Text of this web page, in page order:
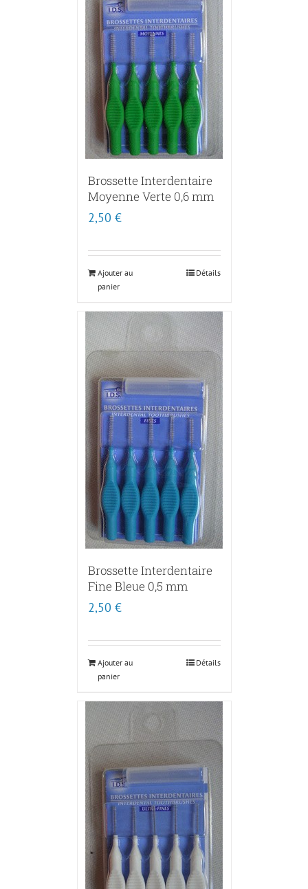
Brossette Interdentaire
Moyenne Verte 0,6 mm
2,50 €
Ajouter au
panier
Détails
Brossette Interdentaire
Fine Bleue 0,5 mm
2,50 €
Ajouter au
panier
Détails